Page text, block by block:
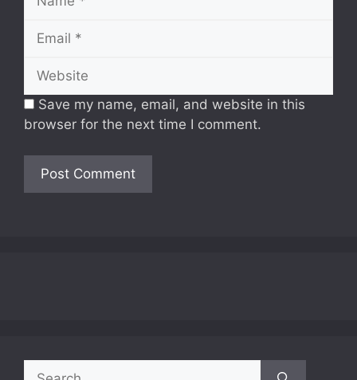
Email
Website
Save my name, email, and website in this
browser for the next time I comment.
Search